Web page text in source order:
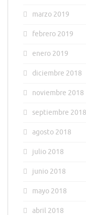
marzo 2019
febrero 2019
enero 2019
diciembre 2018
noviembre 2018
septiembre 2018
agosto 2018
julio 2018
junio 2018
mayo 2018
abril 2018